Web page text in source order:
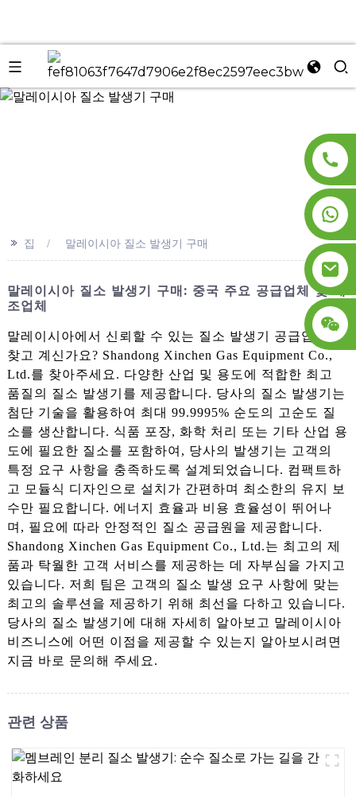
>> 집 말레이시아 질소 발생기 구매
말레이시아 질소 발생기 구매: 중국 주요 공급업체 및 제
조업체
말레이시아에서 신뢰할 수 있는 질소 발생기 공급업체를
찾고 계신가요? Shandong Xinchen Gas Equipment Co.,
Ltd.를 찾아주세요. 다양한 산업 및 용도에 적합한 최고
품질의 질소 발생기를 제공합니다. 당사의 질소 발생기는
첨단 기술을 활용하여 최대 99.9995% 순도의 고순도 질
소를 생산합니다. 식품 포장, 화학 처리 또는 기타 산업 용
도에 필요한 질소를 포함하여, 당사의 발생기는 고객의
특정 요구 사항을 충족하도록 설계되었습니다. 컴팩트하
고 모듈식 디자인으로 설치가 간편하며 최소한의 유지 보
수만 필요합니다. 에너지 효율과 비용 효율성이 뛰어나
며, 필요에 따라 안정적인 질소 공급원을 제공합니다.
Shandong Xinchen Gas Equipment Co., Ltd.는 최고의 제
품과 탁월한 고객 서비스를 제공하는 데 자부심을 가지고
있습니다. 저희 팀은 고객의 질소 발생 요구 사항에 맞는
최고의 솔루션을 제공하기 위해 최선을 다하고 있습니다.
당사의 질소 발생기에 대해 자세히 알아보고 말레이시아
비즈니스에 어떤 이점을 제공할 수 있는지 알아보시려면
지금 바로 문의해 주세요.
관련 상품